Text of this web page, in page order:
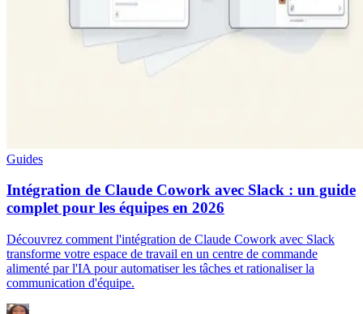
Guides
Intégration de Claude Cowork avec Slack : un guide
complet pour les équipes en 2026
Découvrez comment l'intégration de Claude Cowork avec Slack
transforme votre espace de travail en un centre de commande
alimenté par l'IA pour automatiser les tâches et rationaliser la
communication d'équipe.